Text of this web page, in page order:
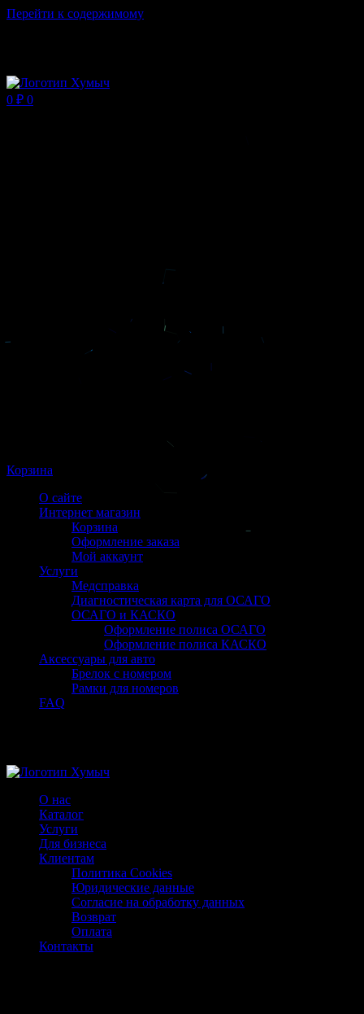
Перейти к содержимому
0 ₽ 0
Корзина
О сайте
Интернет магазин
Корзина
Оформление заказа
Мой аккаунт
Услуги
Медсправка
Диагностическая карта для ОСАГО
ОСАГО и КАСКО
Оформление полиса ОСАГО
Оформление полиса КАСКО
Аксессуары для авто
Брелок с номером
Рамки для номеров
FAQ
О нас
Каталог
Услуги
Для бизнеса
Клиентам
Политика Cookies
Юридические данные
Согласие на обработку данных
Возврат
Оплата
Контакты